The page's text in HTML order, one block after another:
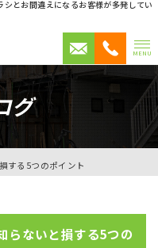
とお間違えになるお客様が多発してい
MENU
グ
する5つのポイント
らないと損する5つの